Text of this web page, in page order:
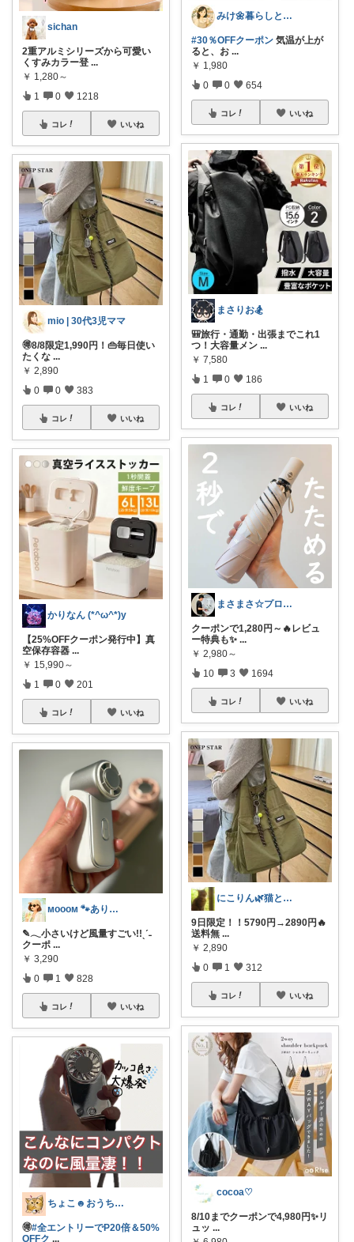
sichan
2重アルミシリーズから可愛い
くすみカラー登 ...
￥ 1,280～
1 0 1218
コレ いいね
mio | 30代3児ママ
🉐8/8限定1,990円！👜毎日使い
たくな ...
￥ 2,890
0 0 383
コレ いいね
かりなん (*^ω^*)y
【25%OFFクーポン発行中】真
空保存容器 ...
￥ 15,990～
1 0 201
コレ いいね
ᴍᴏᴏᴏᴍ 🐾ありがとうございます🐹
✎𓂃小さいけど風量すごい!!ˎˊ˗
クーポ ...
￥ 3,290
0 1 828
コレ いいね
ちょこ☻おうち時間充実🏠アイテム
🉐#全エントリーでP20倍＆50%
OFFク ...
みけ🌼暮らしとキッチン
#30％OFFクーポン 気温が上が
ると、お ...
￥ 1,980
0 0 654
コレ いいね
まさりお🏂
🎒旅行・通勤・出張までこれ1
つ！大容量メン ...
￥ 7,580
1 0 186
コレ いいね
まさまさ☆プロフも見てね✨
クーポンで1,280円～🔥レビュ
ー特典も✨ ...
￥ 2,980～
10 3 1694
コレ いいね
にこりん🌿猫と暮らす主婦のROOM😹
9日限定！！5790円→2890円🔥
送料無 ...
￥ 2,890
0 1 312
コレ いいね
cocoa♡
8/10までクーポンで4,980円✨リ
ュッ ...